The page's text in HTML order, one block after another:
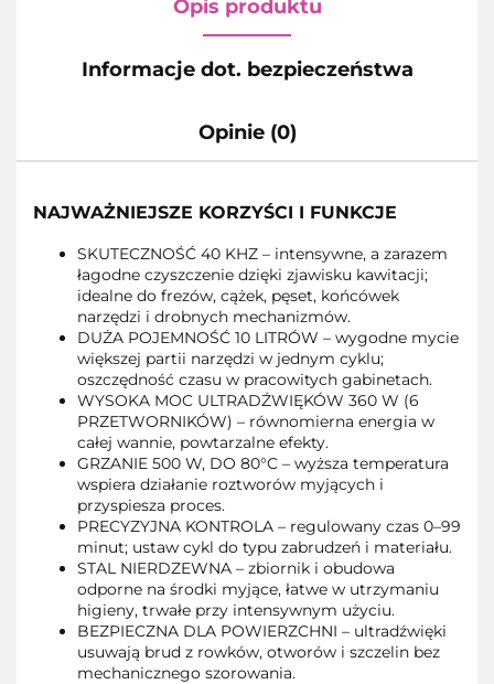
Opis produktu
Informacje dot. bezpieczeństwa
Opinie (0)
NAJWAŻNIEJSZE KORZYŚCI I FUNKCJE
SKUTECZNOŚĆ 40 KHZ – intensywne, a zarazem
łagodne czyszczenie dzięki zjawisku kawitacji;
idealne do frezów, cążek, pęset, końcówek
narzędzi i drobnych mechanizmów.
DUŻA POJEMNOŚĆ 10 LITRÓW – wygodne mycie
większej partii narzędzi w jednym cyklu;
oszczędność czasu w pracowitych gabinetach.
WYSOKA MOC ULTRADŹWIĘKÓW 360 W (6
PRZETWORNIKÓW) – równomierna energia w
całej wannie, powtarzalne efekty.
GRZANIE 500 W, DO 80°C – wyższa temperatura
wspiera działanie roztworów myjących i
przyspiesza proces.
PRECYZYJNA KONTROLA – regulowany czas 0–99
minut; ustaw cykl do typu zabrudzeń i materiału.
STAL NIERDZEWNA – zbiornik i obudowa
odporne na środki myjące, łatwe w utrzymaniu
higieny, trwałe przy intensywnym użyciu.
BEZPIECZNA DLA POWIERZCHNI – ultradźwięki
usuwają brud z rowków, otworów i szczelin bez
mechanicznego szorowania.